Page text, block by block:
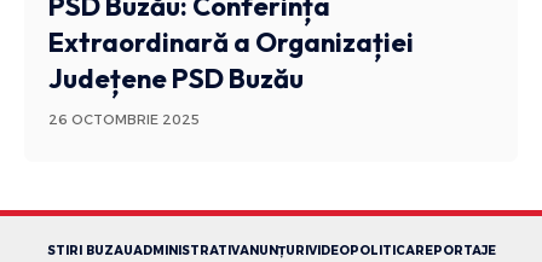
Extraordinară a Organizației
Județene PSD Buzău
26 OCTOMBRIE 2025
STIRI BUZAUADMINISTRATIVANUNȚURIVIDEOPOLITICAREPORTAJE